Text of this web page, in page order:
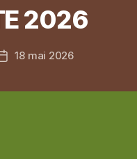
2026
Date18 mai 2026